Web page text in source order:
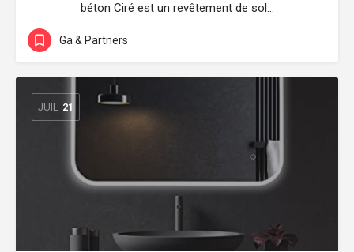
béton Ciré est un revêtement de sol…
Ga & Partners
JUIL 21